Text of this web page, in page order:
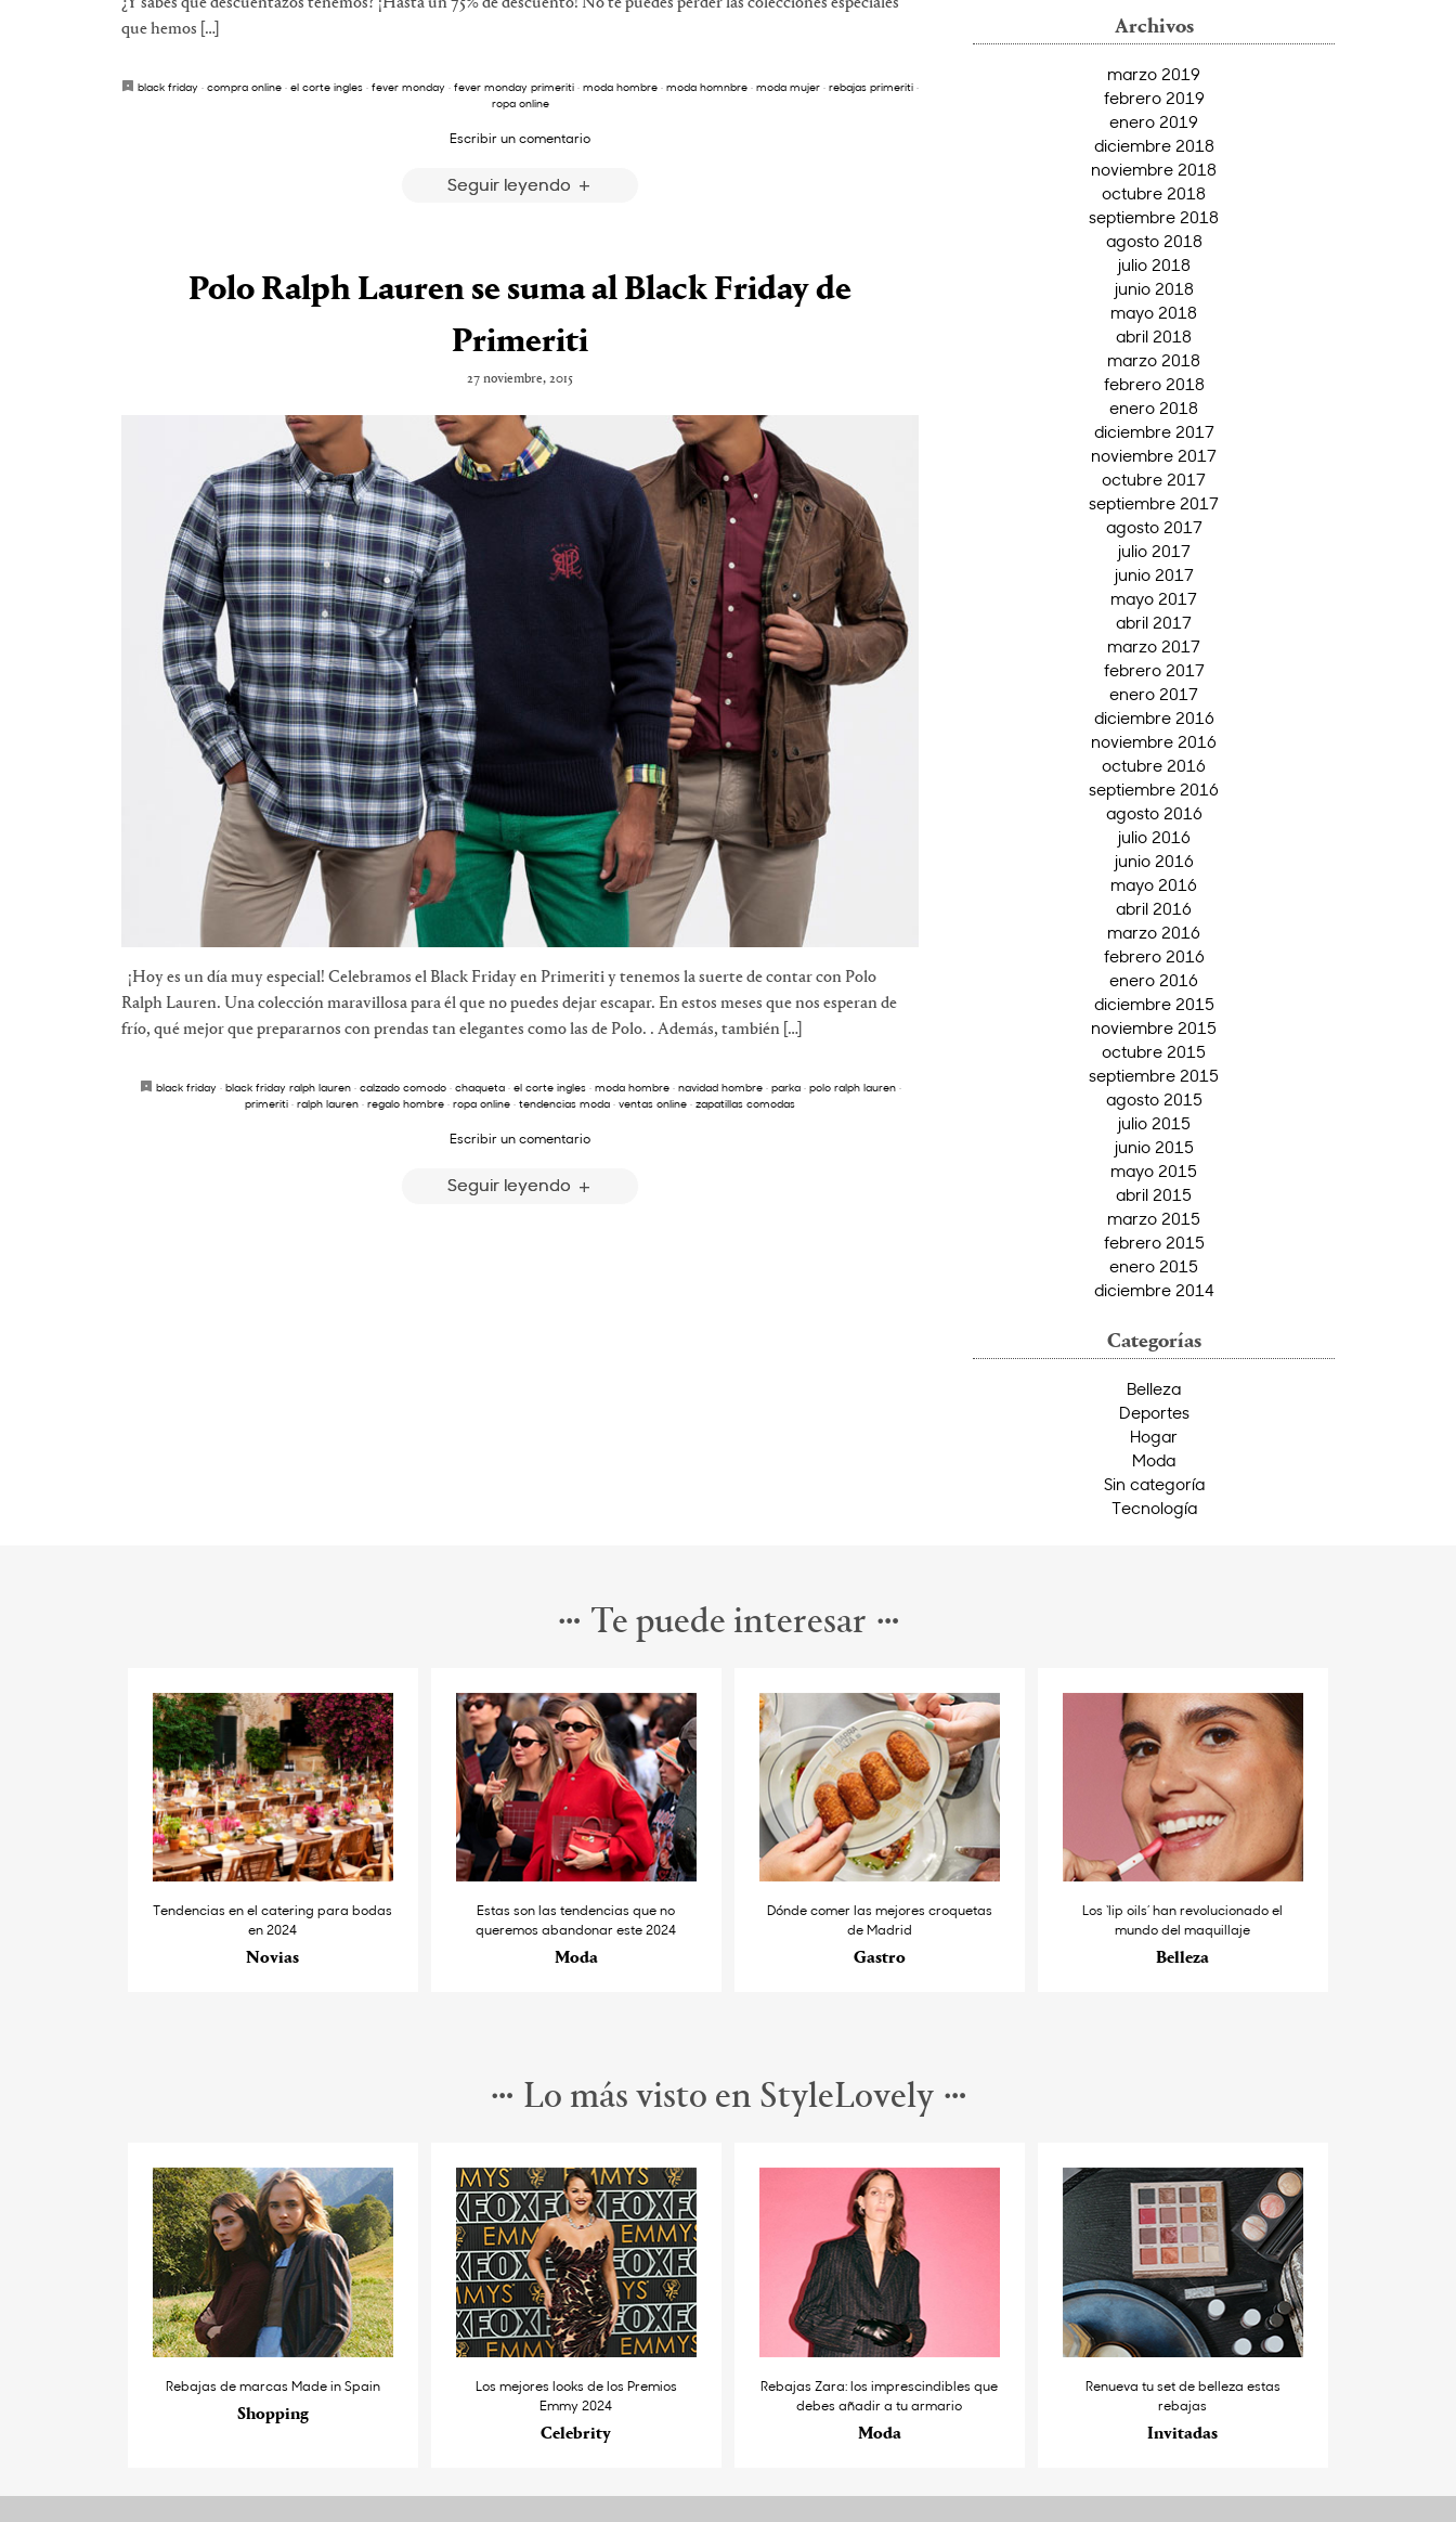
que hemos […]
black friday · compra online · el corte ingles · fever monday · fever monday primeriti · moda hombre · moda homnbre · moda mujer · rebajas primeriti ·
ropa online
Escribir un comentario
Seguir leyendo
Polo Ralph Lauren se suma al Black Friday de
Primeriti
27 noviembre, 2015
¡Hoy es un día muy especial! Celebramos el Black Friday en Primeriti y tenemos la suerte de contar con Polo
Ralph Lauren. Una colección maravillosa para él que no puedes dejar escapar. En estos meses que nos esperan de
frío, qué mejor que prepararnos con prendas tan elegantes como las de Polo. . Además, también […]
black friday· black friday ralph lauren· calzado comodo· chaqueta· el corte ingles· moda hombre· navidad hombre· parka· polo ralph lauren·
primeriti · ralph lauren · regalo hombre · ropa online · tendencias moda · ventas online · zapatillas comodas
Escribir un comentario
Seguir leyendo
Archivos
marzo 2019
febrero 2019
enero 2019
diciembre 2018
noviembre 2018
octubre 2018
septiembre 2018
agosto 2018
julio 2018
junio 2018
mayo 2018
abril 2018
marzo 2018
febrero 2018
enero 2018
diciembre 2017
noviembre 2017
octubre 2017
septiembre 2017
agosto 2017
julio 2017
junio 2017
mayo 2017
abril 2017
marzo 2017
febrero 2017
enero 2017
diciembre 2016
noviembre 2016
octubre 2016
septiembre 2016
agosto 2016
julio 2016
junio 2016
mayo 2016
abril 2016
marzo 2016
febrero 2016
enero 2016
diciembre 2015
noviembre 2015
octubre 2015
septiembre 2015
agosto 2015
julio 2015
junio 2015
mayo 2015
abril 2015
marzo 2015
febrero 2015
enero 2015
diciembre 2014
Categorías
Belleza
Deportes
Hogar
Moda
Sin categoría
Tecnología
Te puede interesar
Tendencias en el catering para bodas
en 2024
Novias
Estas son las tendencias que no
queremos abandonar este 2024
Moda
Dónde comer las mejores croquetas
de Madrid
Gastro
Los ‘lip oils’ han revolucionado el
mundo del maquillaje
Belleza
Lo más visto en StyleLovely
Rebajas de marcas Made in Spain
Shopping
Los mejores looks de los Premios
Emmy 2024
Celebrity
Rebajas Zara: los imprescindibles que
debes añadir a tu armario
Moda
Renueva tu set de belleza estas
rebajas
Invitadas